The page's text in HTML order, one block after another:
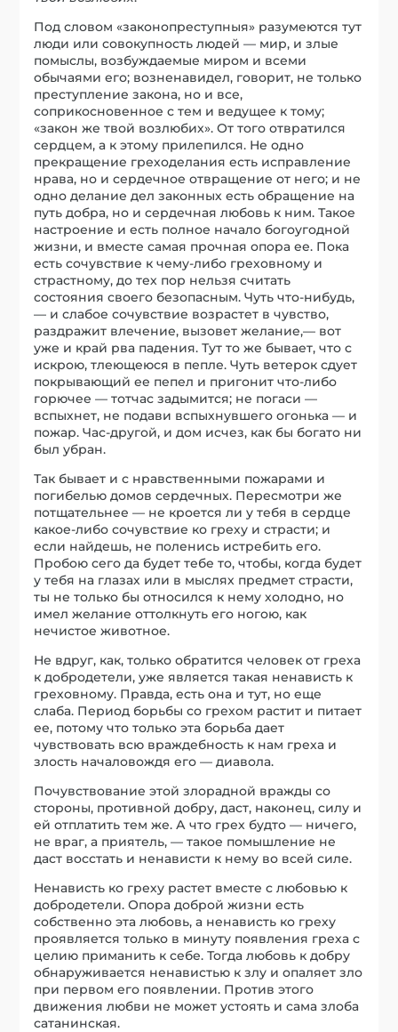
Под словом «законопреступныя» разумеются тут
люди или совокупность людей — мир, и злые
помыслы, возбуждаемые миром и всеми
обычаями его; возненавидел, говорит, не только
преступление закона, но и все,
соприкосновенное с тем и ведущее к тому;
«закон же твой возлюбих». От того отвратился
сердцем, а к этому прилепился. Не одно
прекращение греходелания есть исправление
нрава, но и сердечное отвращение от него; и не
одно делание дел законных есть обращение на
путь добра, но и сердечная любовь к ним. Такое
настроение и есть полное начало богоугодной
жизни, и вместе самая прочная опора ее. Пока
есть сочувствие к чему-либо греховному и
страстному, до тех пор нельзя считать
состояния своего безопасным. Чуть что-нибудь,
— и слабое сочувствие возрастет в чувство,
раздражит влечение, вызовет желание,— вот
уже и край рва падения. Тут то же бывает, что с
искрою, тлеющеюся в пепле. Чуть ветерок сдует
покрывающий ее пепел и пригонит что-либо
горючее — тотчас задымится; не погаси —
вспыхнет, не подави вспыхнувшего огонька — и
пожар. Час-другой, и дом исчез, как бы богато ни
был убран.
Так бывает и с нравственными пожарами и
погибелью домов сердечных. Пересмотри же
потщательнее — не кроется ли у тебя в сердце
какое-либо сочувствие ко греху и страсти; и
если найдешь, не поленись истребить его.
Пробою сего да будет тебе то, чтобы, когда будет
у тебя на глазах или в мыслях предмет страсти,
ты не только бы относился к нему холодно, но
имел желание оттолкнуть его ногою, как
нечистое животное.
Не вдруг, как, только обратится человек от греха
к добродетели, уже является такая ненависть к
греховному. Правда, есть она и тут, но еще
слаба. Период борьбы со грехом растит и питает
ее, потому что только эта борьба дает
чувствовать всю враждебность к нам греха и
злость началовождя его — диавола.
Почувствование этой злорадной вражды со
стороны, противной добру, даст, наконец, силу и
ей отплатить тем же. А что грех будто — ничего,
не враг, а приятель, — такое помышление не
даст восстать и ненависти к нему во всей силе.
Ненависть ко греху растет вместе с любовью к
добродетели. Опора доброй жизни есть
собственно эта любовь, а ненависть ко греху
проявляется только в минуту появления греха с
целию приманить к себе. Тогда любовь к добру
обнаруживается ненавистью к злу и опаляет зло
при первом его появлении. Против этого
движения любви не может устоять и сама злоба
сатанинская.